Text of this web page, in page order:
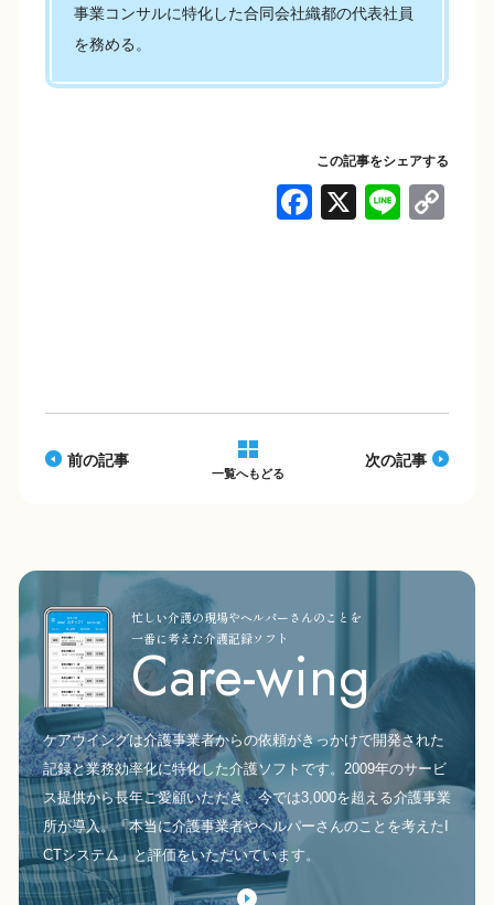
事業コンサルに特化した合同会社織都の代表社員
を務める。
この記事をシェアする
F
o
X Li
前の記事
一覧へもどる
次の記事
Care-wing
忙しい介護の現場やヘルパーさんのことを
一番に考えた介護記録ソフト
ケアウイングは介護事業者からの依頼がきっかけで開発された
記録と業務効率化に特化した介護ソフトです。2009年のサービ
ス提供から長年ご愛顧いただき、今では3,000を超える介護事業
所が導入。「本当に介護事業者やヘルパーさんのことを考えたI
CTシステム」と評価をいただいています。